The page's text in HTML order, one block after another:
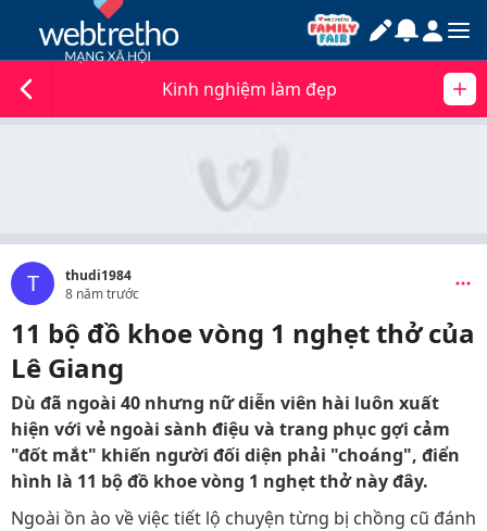
Kinh nghiệm làm đẹp
T
thudi1984
8 năm trước
11 bộ đồ khoe vòng 1 nghẹt thở của
Lê Giang
Dù đã ngoài 40 nhưng nữ diễn viên hài luôn xuất
hiện với vẻ ngoài sành điệu và trang phục gợi cảm
"đốt mắt" khiến người đối diện phải "choáng", điển
hình là 11 bộ đồ khoe vòng 1 nghẹt thở này đây.
Ngoài ồn ào về việc tiết lộ chuyện từng bị chồng cũ đánh